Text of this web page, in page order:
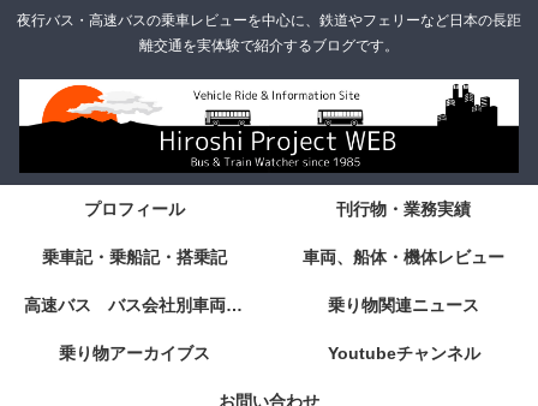
夜行バス・高速バスの乗車レビューを中心に、鉄道やフェリーなど日本の長距
離交通を実体験で紹介するブログです。
プロフィール 刊行物・業務実績
乗車記・乗船記・搭乗記 車両、船体・機体レビュー
高速バス バス会社別車両・設備・シート紹介 乗り物関連ニュース
乗り物アーカイブス Youtubeチャンネル
お問い合わせ